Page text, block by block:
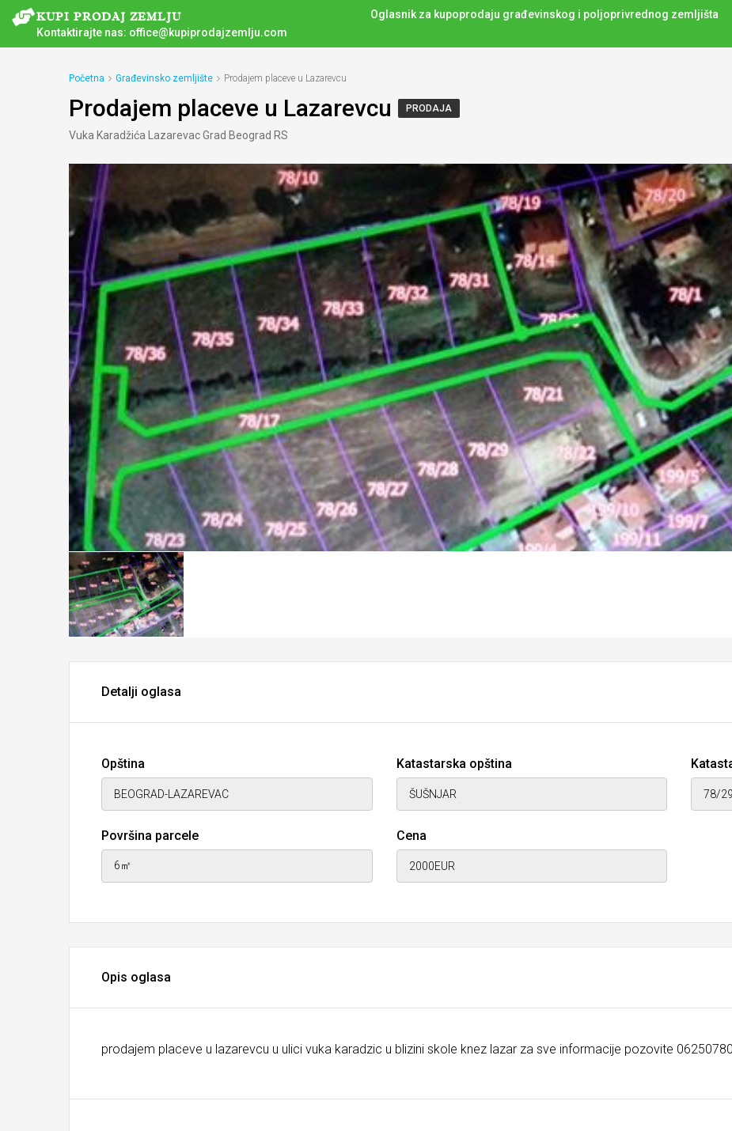
Oglasnik za kupoprodaju građevinskog i poljoprivrednog zemljišta
Kontaktirajte nas: office@kupiprodajzemlju.com
Početna Građevinsko zemljište Prodajem placeve u Lazarevcu
Prodajem placeve u Lazarevcu PRODAJA
Vuka Karadžića Lazarevac Grad Beograd RS
Detalji oglasa
Opština Katastarska opština
Površina parcele Cena
Opis oglasa
prodajem placeve u lazarevcu u ulici vuka karadzic u blizini skole knez lazar za sve informacije pozovite